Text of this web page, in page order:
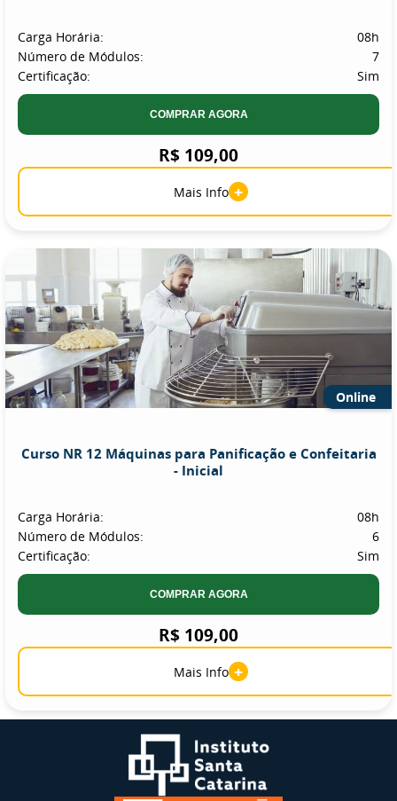
Carga Horária:
08h
Número de Módulos:
7
Certificação:
Sim
COMPRAR AGORA
R$ 109,00
Mais Info +
Online
Curso NR 12 Máquinas para Panificação e Confeitaria
- Inicial
Carga Horária:
08h
Número de Módulos:
6
Certificação:
Sim
COMPRAR AGORA
R$ 109,00
Mais Info +